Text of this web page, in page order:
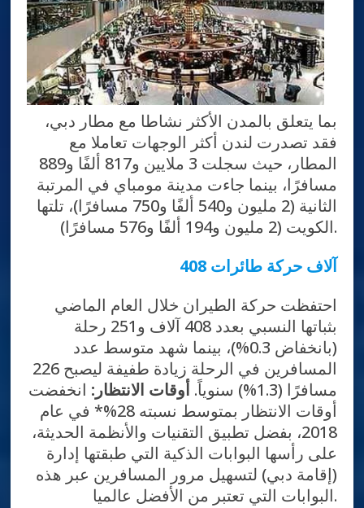
بما يتعلق بالمدن الأكثر نشاطا مع مطار دبي،
فقد تصدرت لندن أكثر الوجهات تعاملا مع
المطار، حيث سجلت 3 ملايين و817 ألفًا و889
مسافرًا، بينما جاءت مدينة مومباي في المرتبة
الثانية (2 مليون و540 ألفًا و750 مسافرًا)، تلتها
الكويت (2 مليون و194 ألفًا و576 مسافرًا).
408 آلاف حركة طائرات
احتفظت حركة الطيران خلال العام الماضي
بثباتها النسبي بعدد 408 آلاف و251 رحلة
(بانخفاض 0.3%)، بينما شهد متوسط عدد
المسافرين في الرحلة زيادة طفيفة ليصبح 226
مسافرًا (1.3%) سنوياً.
أوقات الانتظار: انخفضت
أوقات الانتظار بمتوسط نسبته 28%* في عام
2018، بفضل تطبيق التقنيات والأنظمة الحديثة،
على رأسها البوابات الذكية التي طبقتها إدارة
(إقامة دبي) لتسهيل مرور المسافرين عبر هذه
البوابات التي تعتبر من الأفضل عالميا.